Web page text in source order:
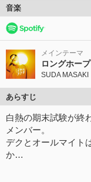
音楽
メインテーマ
ロングホー
SUDA MASAKI
あらすじ
白熱の期末試験が終
メンバー。
デクとオールマイト
か…